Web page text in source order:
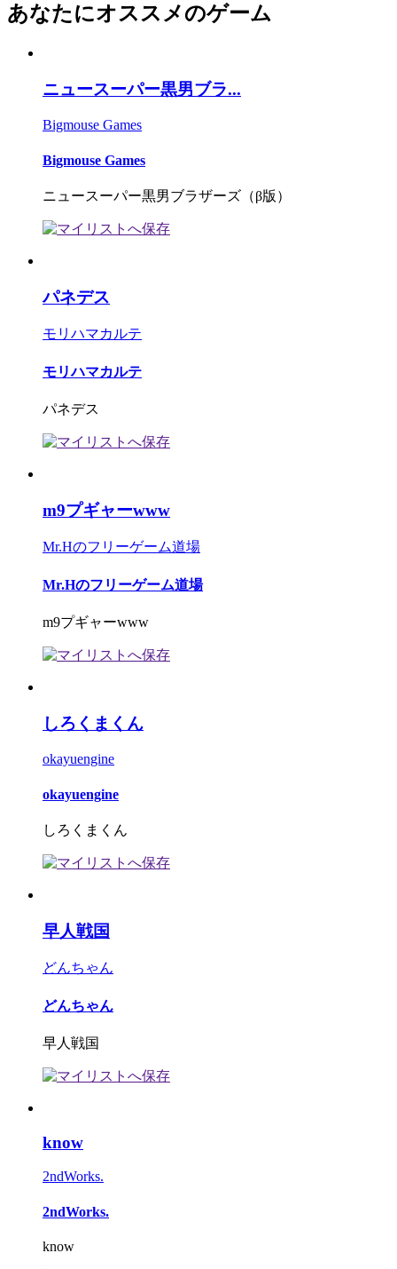
あなたにオススメのゲーム
ニュースーパー黒男ブラ...
Bigmouse Games
Bigmouse Games
ニュースーパー黒男ブラザーズ（β版）
パネデス
モリハマカルテ
モリハマカルテ
パネデス
m9プギャーwww
Mr.Hのフリーゲーム道場
Mr.Hのフリーゲーム道場
m9プギャーwww
しろくまくん
okayuengine
okayuengine
しろくまくん
早人戦国
どんちゃん
どんちゃん
早人戦国
know
2ndWorks.
2ndWorks.
know